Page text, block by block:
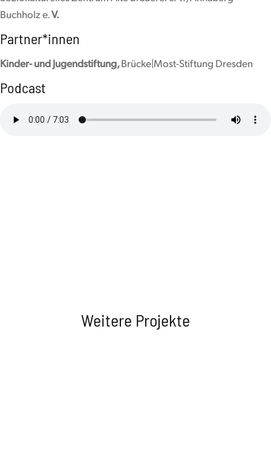
Buchholz e.V.
Partner*innen
Kinder- und Jugendstiftung,Brücke|Most-Stiftung Dresden
Podcast
Weitere Projekte